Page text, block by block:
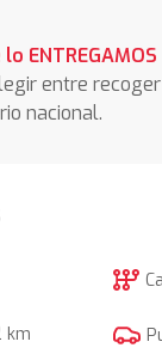
ENTREGAMOS
entre
nacional.
km
auto_transmission